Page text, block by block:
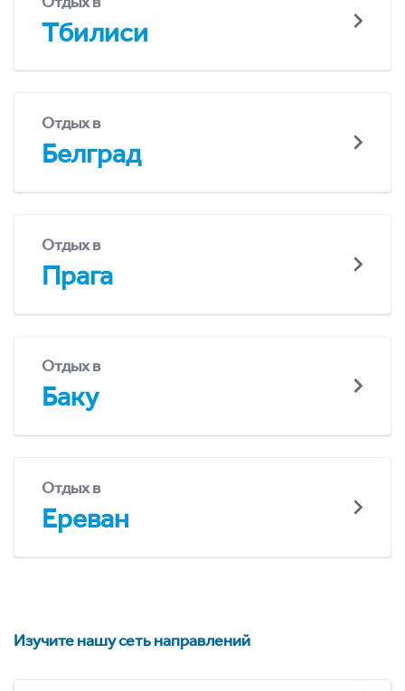
Тбилиси
Отдых в
Белград
Отдых в
Прага
Отдых в
Баку
Отдых в
Ереван
Изучите нашу сеть направлений